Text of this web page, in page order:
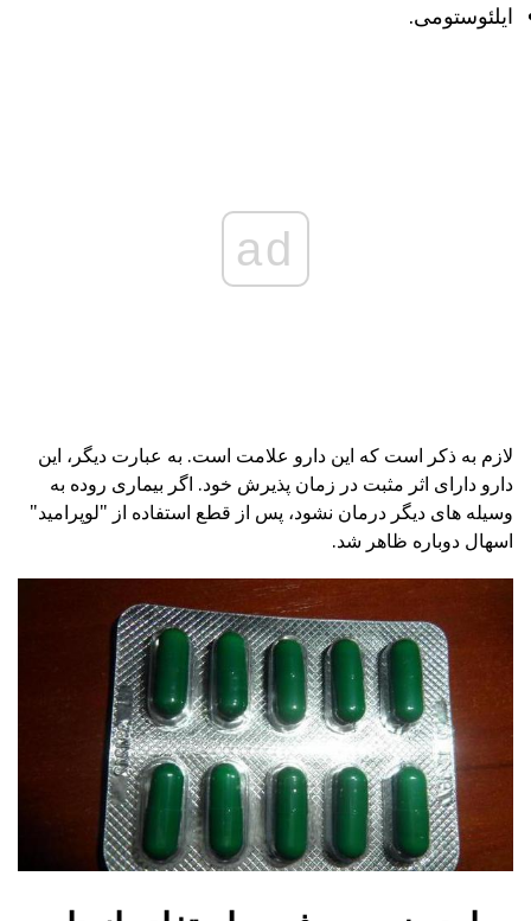
ایلئوستومی.
ad
لازم به ذکر است که این دارو علامت است. به عبارت دیگر، این
دارو دارای اثر مثبت در زمان پذیرش خود. اگر بیماری روده به
وسیله های دیگر درمان نشود، پس از قطع استفاده از "لوپرامید"
اسهال دوباره ظاهر شد.